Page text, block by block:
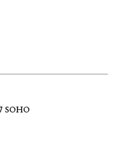
SOHO